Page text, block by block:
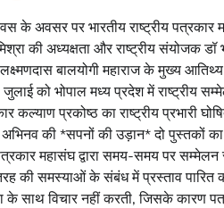
के अवसर पर भारतीय राष्ट्रीय
की अध्यक्षता और राष्ट्रीय संयोजक
बालयोगी महाराज के मुख्य
को भोपाल मध्य प्रदेश में राष्ट्रीय
कल्याण प्रकोष्ठ का राष्ट्रीय
की *सपनों की उड़ान* दो पुस्तकों
महासंघ द्वारा समय-समय पर
तरह की समस्याओं के संबंध में प्रस्ताव
साथ विचार नहीं करती, जिसके कारण